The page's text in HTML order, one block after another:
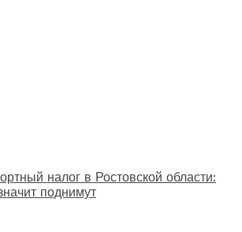
налог в Ростовской области:
поднимут